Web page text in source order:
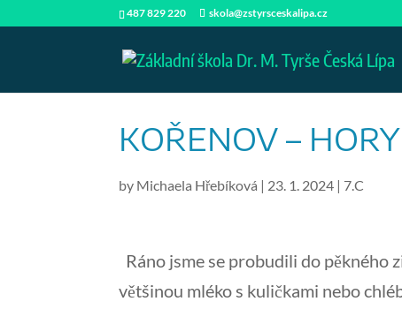
487 829 220 skola@zstyrsceskalipa.cz
KOŘENOV –
by Michaela Hřebíková | 23. 1. 2024 | 7.C
Ráno jsme se probudili do pěkného
většinou mléko s kuličkami nebo